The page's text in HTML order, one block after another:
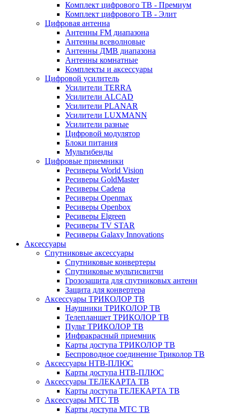
Комплект цифрового ТВ - Премиум
Комплект цифрового ТВ - Элит
Цифровая антенна
Антенны FM диапазона
Антенны всеволновые
Антенны ДМВ диапазона
Антенны комнатные
Комплекты и аксессуары
Цифровой усилитель
Усилители TERRA
Усилители ALCAD
Усилители PLANAR
Усилители LUXMANN
Усилители разные
Цифровой модулятор
Блоки питания
Мультибенды
Цифровые приемники
Ресиверы World Vision
Ресиверы GoldMaster
Ресиверы Cadena
Ресиверы Openmax
Ресиверы Openbox
Ресиверы Elgreen
Ресиверы TV STAR
Ресиверы Galaxy Innovations
Аксессуары
Спутниковые аксессуары
Спутниковые конвертеры
Спутниковые мультисвитчи
Грозозащита для спутниковых антенн
Защита для конвертера
Аксессуары ТРИКОЛОР ТВ
Наушники ТРИКОЛОР ТВ
Телепланшет ТРИКОЛОР ТВ
Пульт ТРИКОЛОР ТВ
Инфракрасный приемник
Карты доступа ТРИКОЛОР ТВ
Беспроводное соединение Триколор ТВ
Аксессуары НТВ-ПЛЮС
Карты доступа НТВ-ПЛЮС
Аксессуары ТЕЛЕКАРТА ТВ
Карты доступа ТЕЛЕКАРТА ТВ
Аксессуары МТС ТВ
Карты доступа МТС ТВ